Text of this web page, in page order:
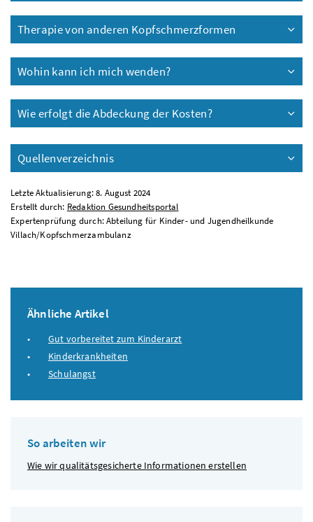
Therapie von anderen Kopfschmerzformen
Wohin kann ich mich wenden?
Wie erfolgt die Abdeckung der Kosten?
Quellenverzeichnis
Letzte Aktualisierung: 8. August 2024
Erstellt durch: Redaktion Gesundheitsportal
Expertenprüfung durch: Abteilung für Kinder- und Jugendheilkunde
Villach/Kopfschmerzambulanz
Ähnliche Artikel
Gut vorbereitet zum Kinderarzt
Kinderkrankheiten
Schulangst
So arbeiten wir
Wie wir qualitätsgesicherte Informationen erstellen